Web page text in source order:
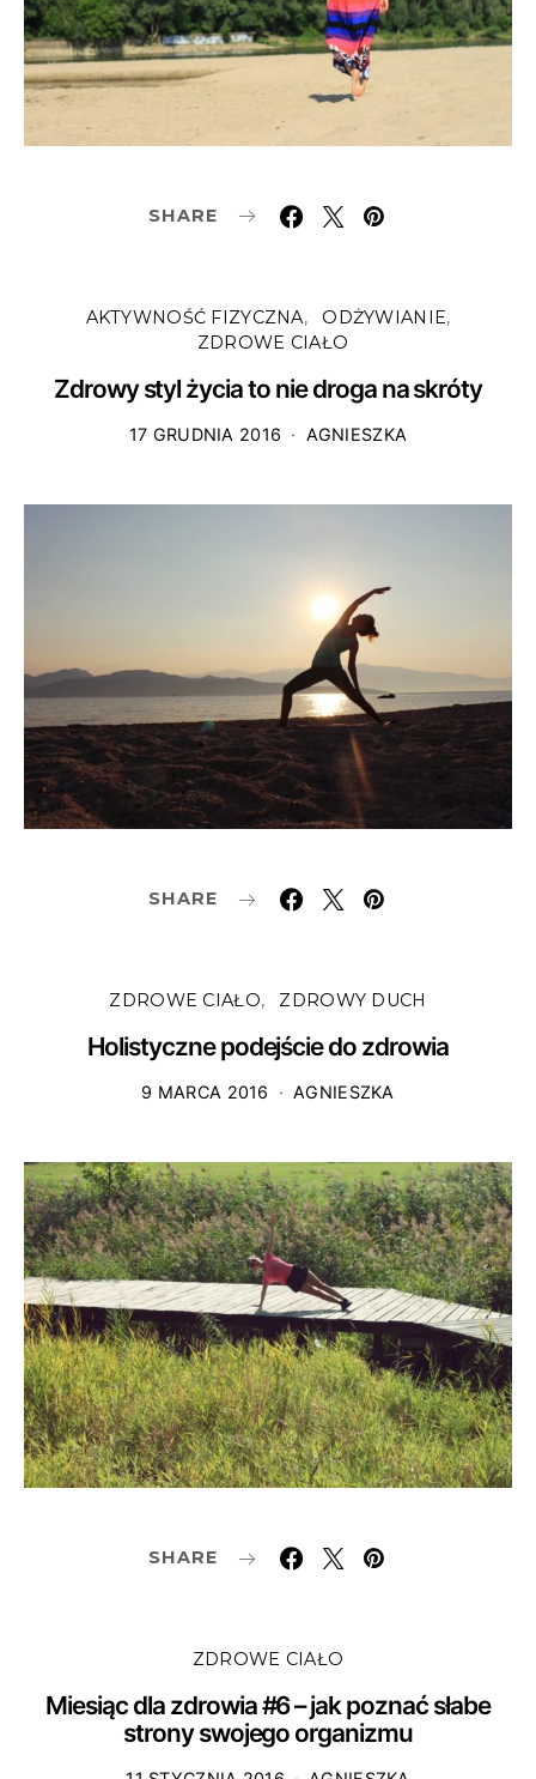
SHARE
AKTYWNOŚĆ FIZYCZNA
ODŻYWIANIE
ZDROWE CIAŁO
Zdrowy styl życia to nie droga na skróty
17 GRUDNIA 2016 AGNIESZKA
SHARE
ZDROWE CIAŁO ZDROWY DUCH
Holistyczne podejście do zdrowia
9 MARCA 2016 AGNIESZKA
SHARE
ZDROWE CIAŁO
Miesiąc dla zdrowia #6 – jak poznać słabe
strony swojego organizmu